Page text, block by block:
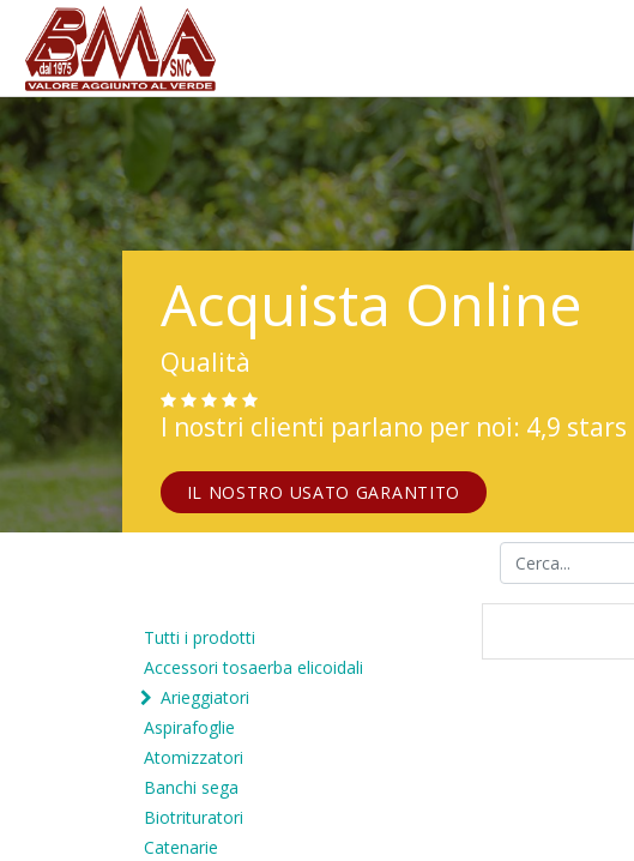
Acquista Online
Qualità
I nostri clienti parlano per noi: 4,9 stars
IL NOSTRO USATO GARANTITO
Tutti i prodotti
Accessori tosaerba elicoidali
Arieggiatori
Aspirafoglie
Atomizzatori
Banchi sega
Biotrituratori
Catenarie